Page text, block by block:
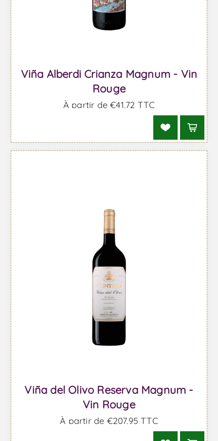
Viña Alberdi Crianza Magnum - Vin
Rouge
À partir de €41,72 TTC
Viña del Olivo Reserva Magnum -
Vin Rouge
À partir de €207,95 TTC